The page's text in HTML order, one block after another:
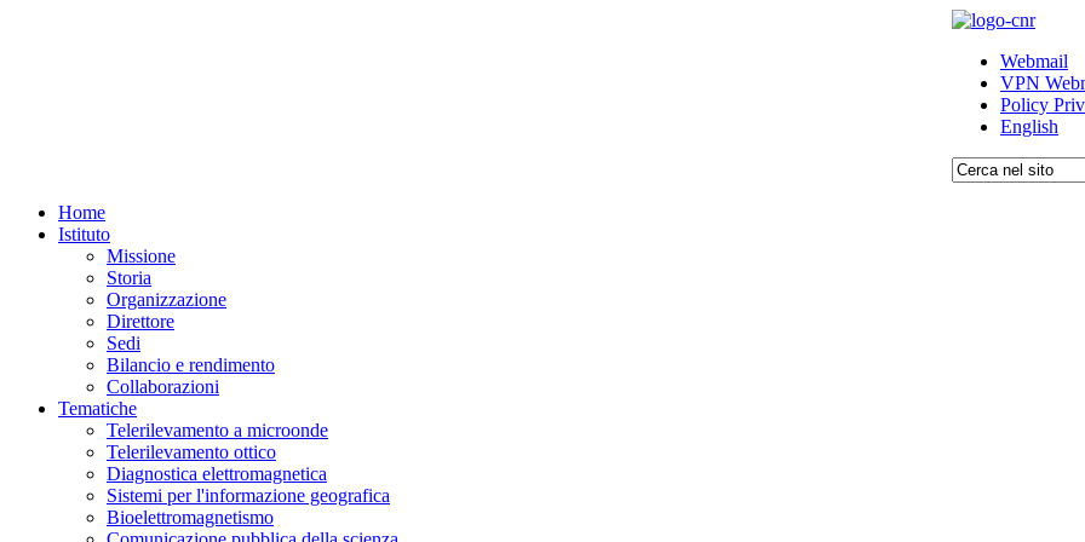
Webmail
VPN
Policy
English
Home
Istituto
Missione
Storia
Organizzazione
Direttore
Sedi
Bilancio e rendimento
Collaborazioni
Tematiche
Telerilevamento a microonde
Telerilevamento ottico
Diagnostica elettromagnetica
Sistemi per l'informazione geografica
Bioelettromagnetismo